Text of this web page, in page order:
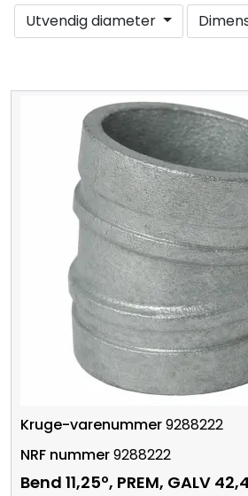
Utvendig diameter
9288222
9288222
Bend 11,25º, PREM, GALV